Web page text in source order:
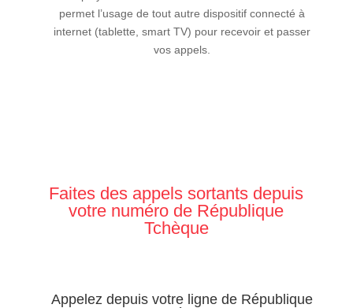
permet l’usage de tout autre dispositif connecté à
internet (tablette, smart TV) pour recevoir et passer
vos appels.
Faites des appels sortants depuis
votre numéro de République
Tchèque
Appelez depuis votre ligne de République